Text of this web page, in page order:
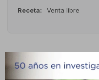
Receta Venta libre